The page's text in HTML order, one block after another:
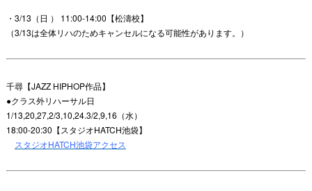
・3/13（日 ） 11:00-14:00【松濤校】
（3/13は全体リハのためキャンセルになる可能性があります。）
千尋【JAZZ HIPHOP作品】
●クラス外リハーサル日
1/13,20,27,2/3,10,24.3/2,9,16（水）
18:00-20:30【スタジオHATCH池袋】
スタジオHATCH池袋アクセス